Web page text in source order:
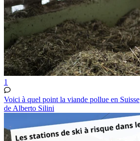
1
Voici à quel point la viande pollue en Suisse
de Alberto Silini